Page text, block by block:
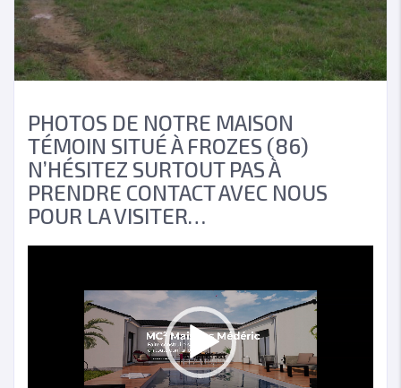
PHOTOS DE NOTRE MAISON
TÉMOIN SITUÉ À FROZES (86)
N’HÉSITEZ SURTOUT PAS À
PRENDRE CONTACT AVEC NOUS
POUR LA VISITER…